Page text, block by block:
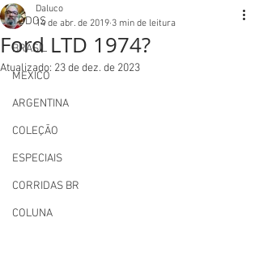
TODOS
BRASIL
MEXICO
ARGENTINA
COLEÇÃO
ESPECIAIS
CORRIDAS BR
COLUNA
Ford LTD 1974?
Daluco
14 de abr. de 2019 3 min de leitura
Atualizado: 23 de dez. de 2023